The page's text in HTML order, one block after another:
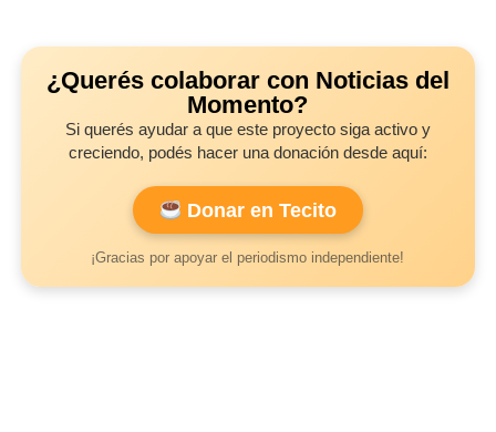
¿Querés colaborar con Noticias del
Momento?
Si querés ayudar a que este proyecto siga activo y
creciendo, podés hacer una donación desde aquí:
Donar en Tecito
¡Gracias por apoyar el periodismo independiente!